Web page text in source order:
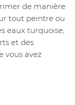
de manière
tout peintre ou
eaux turquoise,
et des
vous avez